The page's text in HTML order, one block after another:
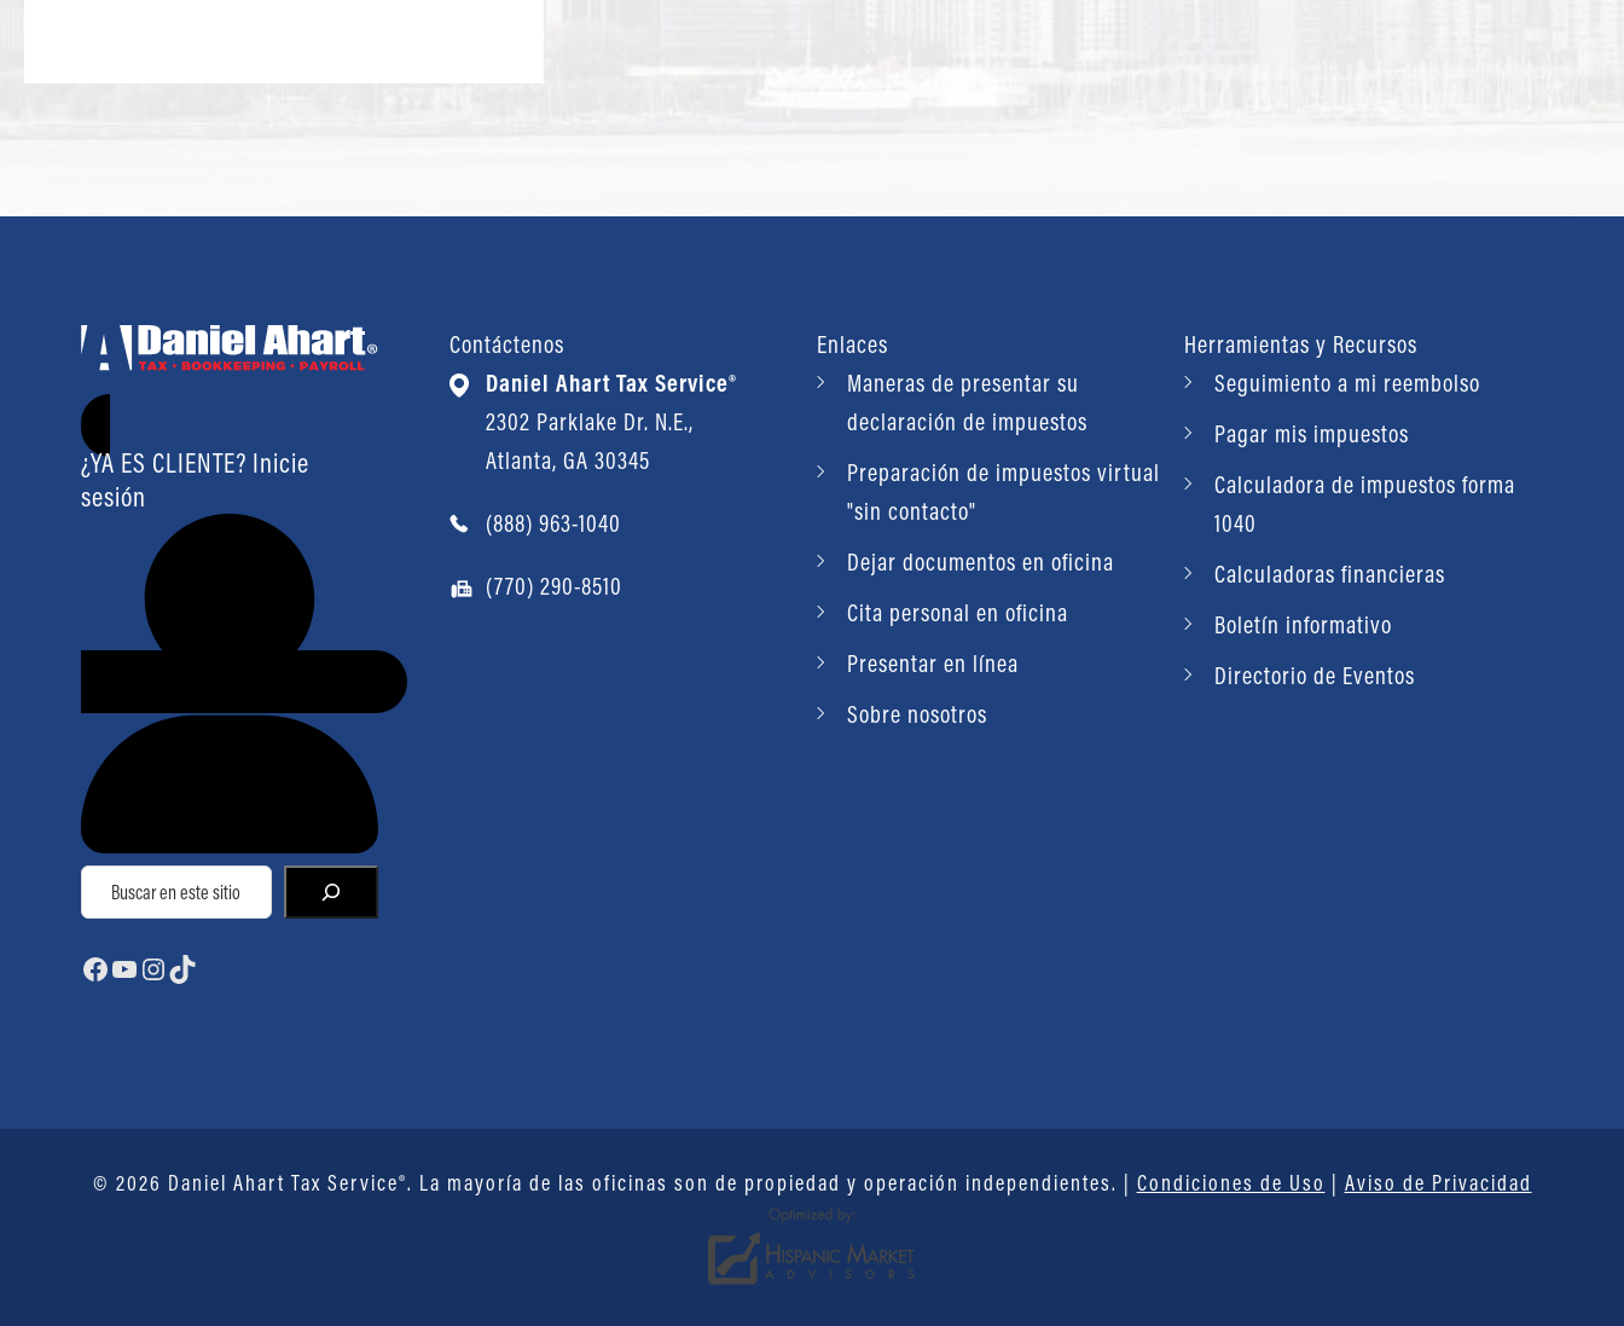
¿YA ES CLIENTE? Inicie
sesión
Buscar
Facebook
YouTube
Instagram
TikTok
Contáctenos
Daniel Ahart Tax Service®
2302 Parklake Dr. N.E.,
Atlanta, GA 30345
(888) 963-1040
(770) 290-8510
Enlaces
Maneras de presentar su
declaración de impuestos
Preparación de impuestos virtual
"sin contacto"
Dejar documentos en oficina
Cita personal en oficina
Presentar en línea
Sobre nosotros
Herramientas y Recursos
Seguimiento a mi reembolso
Pagar mis impuestos
Calculadora de impuestos forma
1040
Calculadoras financieras
Boletín informativo
Directorio de Eventos
© 2026 Daniel Ahart Tax Service®. La mayoría de las oficinas son de propiedad y operación independientes. | Condiciones de Uso | Aviso de Privacidad